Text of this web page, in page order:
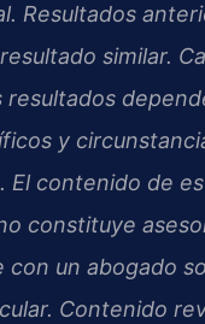
Resultados
similar.
y
El contenido de
constituye
con un abogado
Contenido